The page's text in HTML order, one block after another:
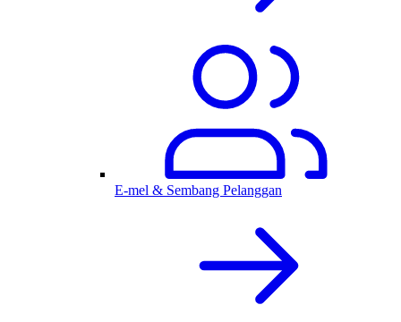
E-mel & Sembang Pelanggan